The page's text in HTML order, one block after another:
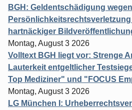
BGH: Geldentschädigung
hartnäckiger
Montag, August 3 2026
Volltext BGH liegt vor: Strenge
Lauterkeit entgeltlicher
Top Mediziner" und "FOCUS
Montag, August 3 2026
LG München I: